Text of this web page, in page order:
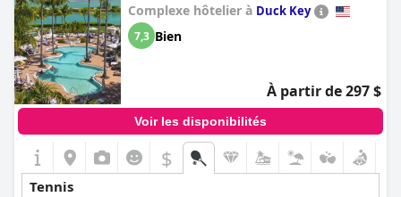
Complexe hôtelier à Duck Key
7,3 Bien
À partir de 297 $
Voir les disponibilités
$
Tennis